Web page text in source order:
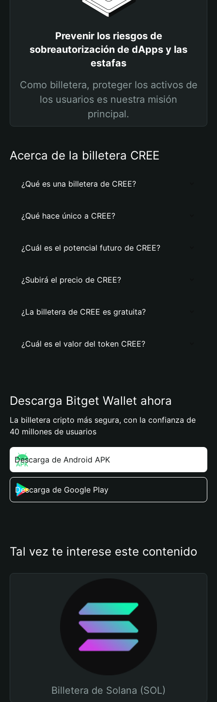
Prevenir los riesgos de
sobreautorización de dApps y las
estafas
Como billetera, proteger los activos de
los usuarios es nuestra misión
principal.
Acerca de la billetera CREE
¿Qué es una billetera de CREE?
¿Qué hace único a CREE?
¿Cuál es el potencial futuro de CREE?
¿Subirá el precio de CREE?
¿La billetera de CREE es gratuita?
¿Cuál es el valor del token CREE?
Descarga Bitget Wallet ahora
La billetera cripto más segura, con la confianza de
40 millones de usuarios
Descarga de Android APK
Descarga de Google Play
Tal vez te interese este contenido
Billetera de Solana (SOL)